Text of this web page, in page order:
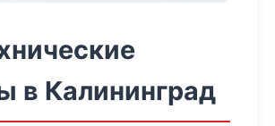
в Калининград